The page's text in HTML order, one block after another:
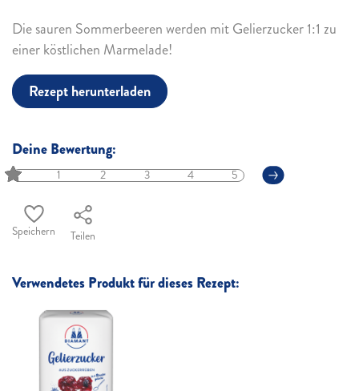
Die sauren Sommerbeeren werden mit Gelierzucker 1:1 zu
einer köstlichen Marmelade!
Rezept herunterladen
Deine Bewertung:
1 2 3 4 5
Speichern Teilen
Verwendetes Produkt für dieses Rezept: